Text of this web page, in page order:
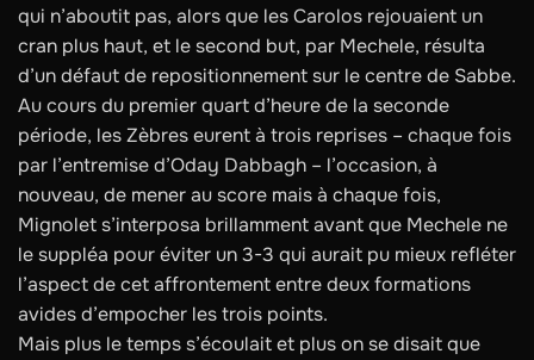
qui n’aboutit pas, alors que les Carolos rejouaient un
cran plus haut, et le second but, par Mechele, résulta
d’un défaut de repositionnement sur le centre de Sabbe.
Au cours du premier quart d’heure de la seconde
période, les Zèbres eurent à trois reprises – chaque fois
par l’entremise d’Oday Dabbagh – l’occasion, à
nouveau, de mener au score mais à chaque fois,
Mignolet s’interposa brillamment avant que Mechele ne
le suppléa pour éviter un 3-3 qui aurait pu mieux refléter
l’aspect de cet affrontement entre deux formations
avides d’empocher les trois points.
Mais plus le temps s’écoulait et plus on se disait que